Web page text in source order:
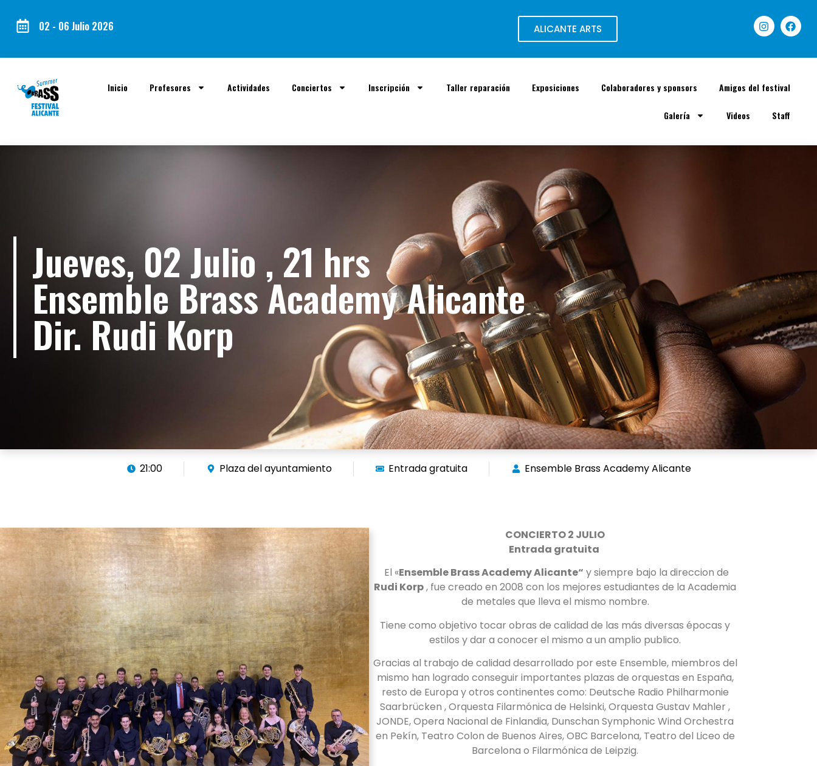
02 - 06 Julio 2026 ALICANTE ARTS
Inicio Profesores Actividades Conciertos Inscripción Taller reparación Exposiciones Colaboradores y sponsors Amigos del festival
Galería Videos Staff
Jueves, 02 Julio , 21 hrs
Ensemble Brass Academy Alicante
Dir. Rudi Korp
21:00 Plaza del ayuntamiento Entrada gratuita Ensemble Brass Academy Alicante
CONCIERTO 2 JULIO
Entrada gratuita
El «Ensemble Brass Academy Alicante“ y siempre bajo la direccion de
Rudi Korp, fue creado en 2008 con los mejores estudiantes de la Academia
de metales que lleva el mismo nombre.
Tiene como objetivo tocar obras de calidad de las más diversas épocas y
estilos y dar a conocer el mismo a un amplio publico.
Gracias al trabajo de calidad desarrollado por este Ensemble, miembros del
mismo han logrado conseguir importantes plazas de orquestas en España,
resto de Europa y otros continentes como: Deutsche Radio Philharmonie
Saarbrücken , Orquesta Filarmónica de Helsinki, Orquesta Gustav Mahler ,
JONDE, Opera Nacional de Finlandia, Dunschan Symphonic Wind Orchestra
en Pekín, Teatro Colon de Buenos Aires, OBC Barcelona, Teatro del Liceo de
Barcelona o Filarmónica de Leipzig.